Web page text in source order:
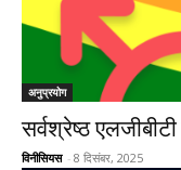
अनुप्रयोग
सर्वश्रेष्ठ
विनीसियस - 8 दिसंबर, 2025